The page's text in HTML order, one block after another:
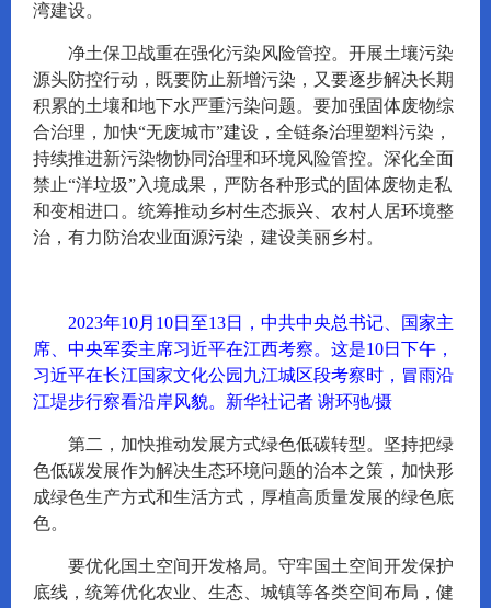
湾建设。
净土保卫战重在强化污染风险管控。开展土壤污染
源头防控行动，既要防止新增污染，又要逐步解决长期
积累的土壤和地下水严重污染问题。要加强固体废物综
合治理，加快“无废城市”建设，全链条治理塑料污染，
持续推进新污染物协同治理和环境风险管控。深化全面
禁止“洋垃圾”入境成果，严防各种形式的固体废物走私
和变相进口。统筹推动乡村生态振兴、农村人居环境整
治，有力防治农业面源污染，建设美丽乡村。
2023年10月10日至13日，中共中央总书记、国家主
席、中央军委主席习近平在江西考察。这是10日下午，
习近平在长江国家文化公园九江城区段考察时，冒雨沿
江堤步行察看沿岸风貌。新华社记者 谢环驰/摄
第二，加快推动发展方式绿色低碳转型。坚持把绿
色低碳发展作为解决生态环境问题的治本之策，加快形
成绿色生产方式和生活方式，厚植高质量发展的绿色底
色。
要优化国土空间开发格局。守牢国土空间开发保护
底线，统筹优化农业、生态、城镇等各类空间布局，健